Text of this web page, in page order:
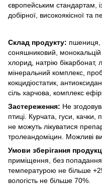
європейським стандартам,
добірної, високоякісної та
Склад продукту: пшениця,
соняшниковий,
хлорид, натрію бікарбонат,
мінеральний комплекс,
кокцидіостатик,
сіль харчова, комплекс
Застереження: Не
птиці. Курчата, гуси, качки,
не можуть лікуватися
тролеандоміцин. Можливі
Умови зберігання
приміщення, без
температурою не більше
вологість не більше 70%.